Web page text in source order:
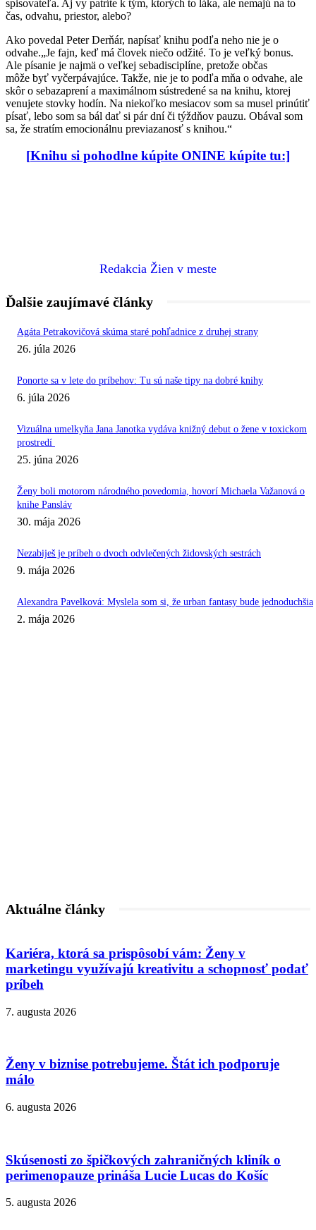
spisovateľa. Aj vy patríte k tým, ktorých to láka, ale nemajú na to
čas, odvahu, priestor, alebo?
Ako povedal Peter Derňár, napísať knihu podľa neho nie je o
odvahe.„Je fajn, keď má človek niečo odžité. To je veľký bonus.
Ale písanie je najmä o veľkej sebadisciplíne, pretože občas
môže byť vyčerpávajúce. Takže, nie je to podľa mňa o odvahe, ale
skôr o sebazaprení a maximálnom sústredené sa na knihu, ktorej
venujete stovky hodín. Na niekoľko mesiacov som sa musel prinútiť
písať, lebo som sa bál dať si pár dní či týždňov pauzu. Obával som
sa, že stratím emocionálnu previazanosť s knihou.“
[Knihu si pohodlne kúpite ONINE kúpite tu:]
Redakcia Žien v meste
Ďalšie zaujímavé články
Agáta Petrakovičová skúma staré pohľadnice z druhej strany
26. júla 2026
Ponorte sa v lete do príbehov: Tu sú naše tipy na dobré knihy
6. júla 2026
Vizuálna umelkyňa Jana Janotka vydáva knižný debut o žene v toxickom
prostredí
25. júna 2026
Ženy boli motorom národného povedomia, hovorí Michaela Važanová o
knihe Pansláv
30. mája 2026
Nezabiješ je príbeh o dvoch odvlečených židovských sestrách
9. mája 2026
Alexandra Pavelková: Myslela som si, že urban fantasy bude jednoduchšia
2. mája 2026
Aktuálne články
Kariéra, ktorá sa prispôsobí vám: Ženy v
marketingu využívajú kreativitu a schopnosť podať
príbeh
7. augusta 2026
Ženy v biznise potrebujeme. Štát ich podporuje
málo
6. augusta 2026
Skúsenosti zo špičkových zahraničných kliník o
perimenopauze prináša Lucie Lucas do Košíc
5. augusta 2026